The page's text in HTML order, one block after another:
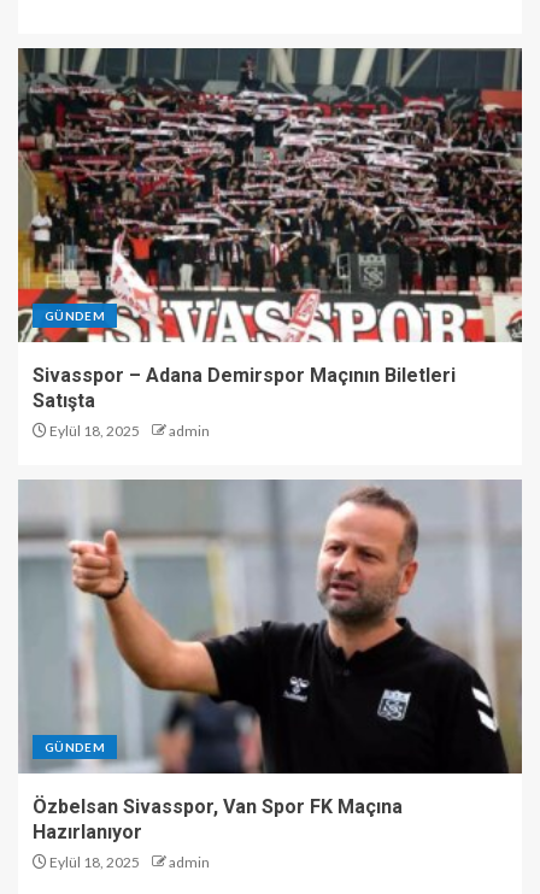
GÜNDEM
Sivasspor – Adana Demirspor Maçının Biletleri
Satışta
Eylül 18, 2025 admin
GÜNDEM
Özbelsan Sivasspor, Van Spor FK Maçına
Hazırlanıyor
Eylül 18, 2025 admin